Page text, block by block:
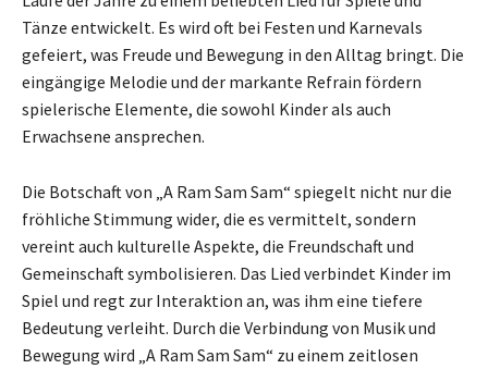
Tänze entwickelt. Es wird oft bei Festen und Karnevals
gefeiert, was Freude und Bewegung in den Alltag bringt. Die
eingängige Melodie und der markante Refrain fördern
spielerische Elemente, die sowohl Kinder als auch
Erwachsene ansprechen.
Die Botschaft von „A Ram Sam Sam“ spiegelt nicht nur die
fröhliche Stimmung wider, die es vermittelt, sondern
vereint auch kulturelle Aspekte, die Freundschaft und
Gemeinschaft symbolisieren. Das Lied verbindet Kinder im
Spiel und regt zur Interaktion an, was ihm eine tiefere
Bedeutung verleiht. Durch die Verbindung von Musik und
Bewegung wird „A Ram Sam Sam“ zu einem zeitlosen